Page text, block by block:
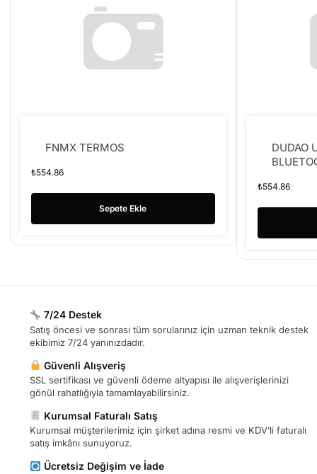
FNMX TERMOS
₺554.86
Sepete Ekle
DUDAO
₺554.86
7/24 Destek
Satış öncesi ve sonrası tüm sorularınız için uzman teknik destek
ekibimiz 7/24 yanınızdadır.
Güvenli Alışveriş
SSL sertifikası ve güvenli ödeme altyapısı ile alışverişlerinizi
gönül rahatlığıyla tamamlayabilirsiniz.
Kurumsal Faturalı Satış
Kurumsal müşterilerimiz için şirket adına resmi ve KDV’li faturalı
satış imkânı sunuyoruz.
Ücretsiz Değişim ve İade